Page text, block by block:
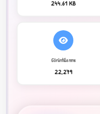
244.61 KB
Görüntülenme
22,279